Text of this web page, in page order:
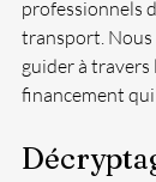
professionnels
transport. Nous
guider à
financement qui